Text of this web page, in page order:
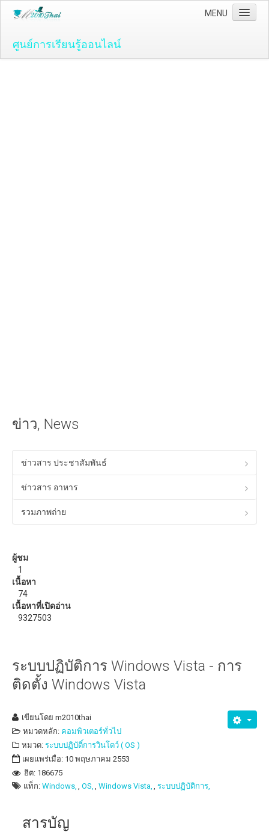
ศูนย์การเรียนรู้ออนไลน์
MENU
ทำ SEO ให้ติดหน้าแรกของ Google
ควมรู้พื้อนฐานทางด้าน HTML
Tips! ดีๆสำหรับคุณ
Tips Windows XP
ดาวน์โหลด
eBooks หรือหนังสือน่าอ่าน
ข่าว, News
ข่าวสาร ประชาสัมพันธ์
ข่าวสาร อาหาร
รวมภาพถ่าย
ผู้ชม
1
เนื้อหา
74
เนื้อหาที่เปิดอ่าน
9327503
ระบบปฏิบัติการ Windows Vista - การ
ติดตั้ง Windows Vista
เขียนโดยm2010thai
หมวดหลัก: คอมพิวเตอร์ทั่วไป
หมวด: ระบบปฏิบัติ์การวินโดว์ ( OS )
เผยแพร่เมื่อ: 10 พฤษภาคม 2553
ฮิต: 186675
แท็ก: Windows, OS, Windows Vista, ระบบปฏิบัติการ,
สารบัญ